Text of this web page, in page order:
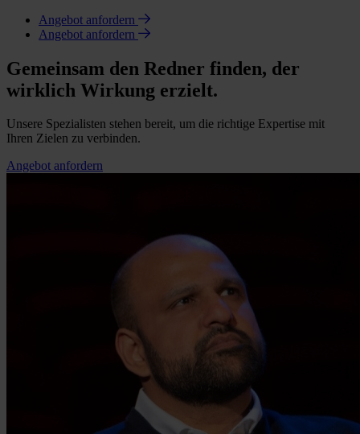
Angebot anfordern
Angebot anfordern
Gemeinsam den Redner finden, der
wirklich Wirkung erzielt.
Unsere Spezialisten stehen bereit, um die richtige Expertise mit
Ihren Zielen zu verbinden.
Angebot anfordern